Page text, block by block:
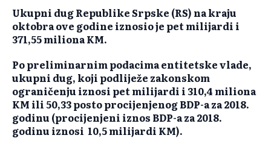
Ukupni dug Republike Srpske (RS) na kraju
oktobra ove godine iznosio je pet milijardi i
371,55 miliona KM.
Po preliminarnim podacima entitetske vlade,
ukupni dug, koji podliježe zakonskom
ograničenju iznosi pet milijardi i 310,4 miliona
KM ili 50,33 posto procijenjenog BDP-a za 2018.
godinu (procijenjeni iznos BDP-a za 2018.
godinu iznosi 10,5 milijardi KM).